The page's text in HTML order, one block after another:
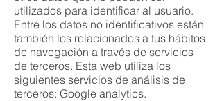
utilizados para identificar al usuario.
Entre los datos no identificativos están
también los relacionados a tus hábitos
de navegación a través de servicios
de terceros. Esta web utiliza los
siguientes servicios de análisis de
terceros: Google analytics.